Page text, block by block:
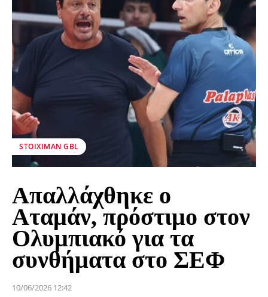
STOIXIMAN GBL
Απαλλάχθηκε ο
Αταμάν, πρόστιμο στον
Ολυμπιακό για τα
συνθήματα στο ΣΕΦ
10/06/2026 12:42